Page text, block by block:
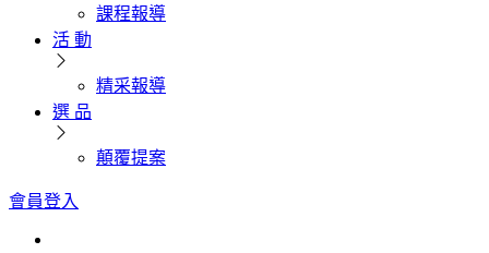
課程報導
活 動
精采報導
選 品
顛覆提案
會員登入